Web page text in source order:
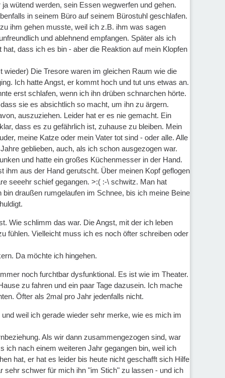
wütend werden, sein Essen wegwerfen und gehen.
in seinem Büro auf seinem Bürostuhl geschlafen.
ihm gehen musste, weil ich z.B. ihm was sagen
und ablehnend empfangen. Später als ich
dass ich es bin - aber die Reaktion auf mein Klopfen
Die Tresore waren im gleichen Raum wie die
Ich hatte Angst, er kommt hoch und tut uns etwas an.
erst schlafen, wenn ich ihn drüben schnarchen hörte.
sie es absichtlich so macht, um ihn zu ärgern.
auszuziehen. Leider hat er es nie gemacht. Ein
dass es zu gefährlich ist, zuhause zu bleiben. Mein
meine Katze oder mein Vater tot sind - oder alle. Alle
geblieben, auch, als ich schon ausgezogen war.
und hatte ein großes Küchenmesser in der Hand.
aus der Hand gerutscht. Über meinen Kopf geflogen
seeehr schief gegangen. >:( :-\ schwitz. Man hat
draußen rumgelaufen im Schnee, bis ich meine Beine
Wie schlimm das war. Die Angst, mit der ich leben
fühlen. Vielleicht muss ich es noch öfter schreiben oder
Da möchte ich hingehen.
noch furchtbar dysfunktional. Es ist wie im Theater.
zu fahren und ein paar Tage dazusein. Ich mache
Öfter als 2mal pro Jahr jedenfalls nicht.
weil ich gerade wieder sehr merke, wie es mich im
Als wir dann zusammengezogen sind, war
ich nach einem weiteren Jahr gegangen bin, weil ich
hat, er hat es leider bis heute nicht geschafft sich Hilfe
sehr schwer für mich ihn "im Stich" zu lassen - und ich